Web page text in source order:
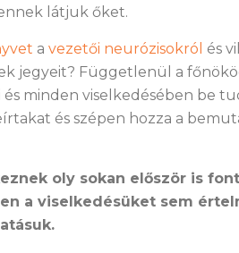
látjuk őket.
a vezetői neurózisokról és
jegyeit? Függetlenül a
minden viselkedésében be
és szépen hozza a
oly sokan először is
a viselkedésüket sem